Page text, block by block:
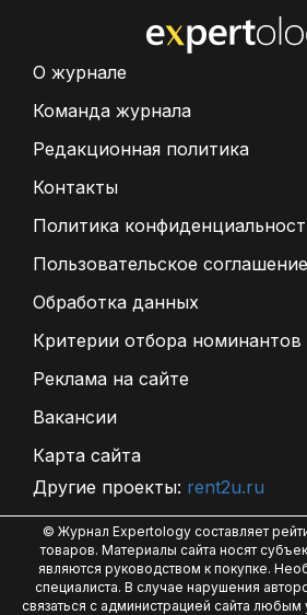
О журнале
Команда журнала
Редакционная политика
Контакты
Политика
Пользовательское соглашение
Обработка данных
Критерии отбора номинантов
Реклама на сайте
Вакансии
Карта сайта
Другие проекты: rent2u.ru
© Журнал Expertology составляет
товаров. Материалы сайта носят
являются руководством к покупке.
специалиста. В случае нарушения
связаться с администрацией сайта